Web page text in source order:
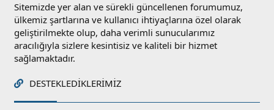
Sitemizde yer alan ve sürekli güncellenen forumumuz,
ülkemiz şartlarına ve kullanıcı ihtiyaçlarına özel olarak
geliştirilmekte olup, daha verimli sunucularımız
aracılığıyla sizlere kesintisiz ve kaliteli bir hizmet
sağlamaktadır.
DESTEKLEDIKLERIMIZ